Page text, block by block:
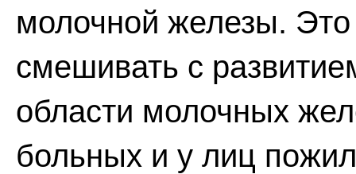
молочной железы. Это
смешивать с
области молочных
больных и у лиц